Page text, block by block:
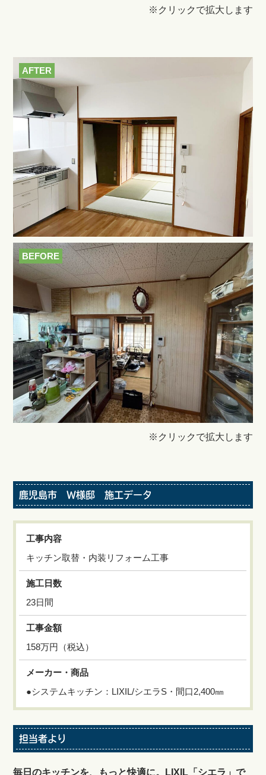
※クリックで拡大します
AFTER
BEFORE
※クリックで拡大します
鹿児島市 Ｗ様邸 施工データ
工事内容
キッチン取替・内装リフォーム工事
施工日数
23日間
工事金額
158万円（税込）
メーカー・商品
●システムキッチン：LIXIL/シエラS・間口2,400㎜
担当者より
毎日のキッチンを、もっと快適に。LIXIL「シエラ」で